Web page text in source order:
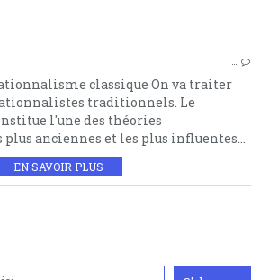
…
classique On va traiter
traditionnels. Le
l'une des théories
anciennes et les plus influentes...
EN SAVOIR PLUS